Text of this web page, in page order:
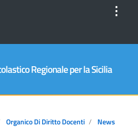
⋮
Regionale per la Sicilia
Organico Di Diritto Docenti News